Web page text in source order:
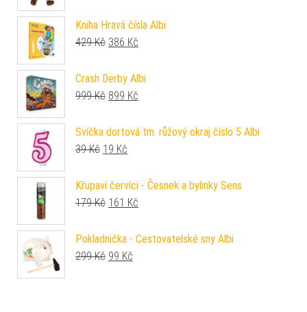
Kniha Hravá čísla Albi
429Kč Původní cena byla: 429 Kč.
386 Kč
Crash Derby Albi
999Kč Původní cena byla: 999 Kč.
899 Kč
Svíčka dortová tm. růžový okraj číslo 5 Albi
39Kč Původní cena byla: 39 Kč.
19 Kč
Křupaví červíci - Česnek a bylinky Sens
179Kč Původní cena byla: 179 Kč.
161 Kč
Pokladnička - Cestovatelské sny Albi
299Kč Původní cena byla: 299 Kč.
99 Kč